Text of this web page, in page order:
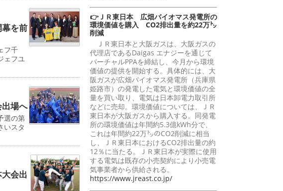
を前
フ千
ェフユ
場へ
選の第
いスタ
会出
👉ＪＲ東日本 広畑バイオマス発電所の
環境価値を購入 CO2排出量を約22万㌧
削減
ＪＲ東日本と大阪ガスは、大阪ガスの
代理店であるDaigas エナジーを通じて
バーチャルPPAを締結し、今月から環境
価値の提供を開始する。具体的には、大
阪ガスが広畑バイオマス発電所（兵庫県
姫路市）の発電した電気と環境価値の全
量を買い取り、電気は日本卸電力取引所
などに売却。環境価値については、ＪＲ
東日本が大阪ガスから購入する。同発電
所の環境価値は年間約5.3億kWh分で、
これは年間約22万㌧のCO2削減に相当
し、ＪＲ東日本におけるCO2排出量の約
12％に当たる。ＪＲ東日本が実際に使用
する電気は既存の小売契約により小売電
気事業者から供給される。
https://www.jreast.co.jp/